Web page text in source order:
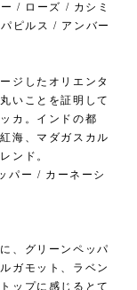
/ ローズ / カシミ
ピルス / アンバー
ジしたオリエンタ
いことを証明して
カ。インドの都
海、マダガスカル
ンド。
パー / カーネーシ
、グリーンペッパ
ガモット、ラベン
ップに感じるとて